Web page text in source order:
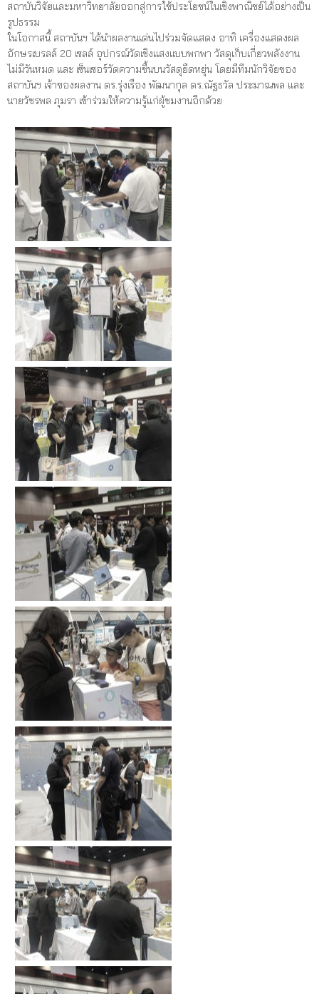
สถาบันวิจัยและมหาวิทยาลัยออกสู่การใช้ประโยชน์ในเชิงพาณิชย์ได้อย่างเป็น
รูปธรรม
ในโอกาสนี้ สถาบันฯ ได้นำผลงานเด่นไปร่วมจัดแสดง อาทิ เครื่องแสดงผล
อักษรเบรลล์ 20 เซลล์ อุปกรณ์วัดเชิงแสงแบบพกพา วัสดุเก็บเกี่ยวพลังงาน
ไม่มีวันหมด และ เซ็นเซอร์วัดความชื้นบนวัสดุยืดหยุ่น โดยมีทีมนักวิจัยของ
สถาบันฯ เจ้าของผลงาน ดร.รุ่งเรือง พัฒนากุล ดร.ณัฐธวัล ประมาณพล และ
นายวัชรพล ภุมรา เข้าร่วมให้ความรู้แก่ผู้ชมงานอีกด้วย